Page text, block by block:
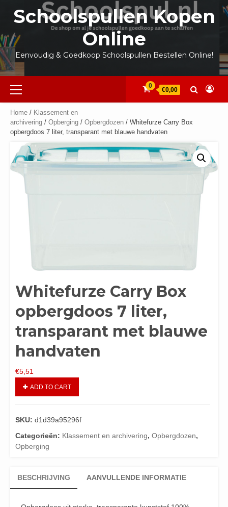
inhoud
Schoolspullen Kopen
Online
Eenvoudig & Goedkoop Schoolspullen Bestellen Online!
Primair
menu
0
€0,00
Home / Klassement en
archivering / Opberging / Opbergdozen / Whitefurze Carry Box
opbergdoos 7 liter, transparant met blauwe handvaten
Whitefurze Carry Box
opbergdoos 7 liter,
transparant met blauwe
handvaten
€5,51
ADD TO CART
SKU: d1d39a95296f
Categorieën: Klassement en archivering, Opbergdozen,
Opberging
BESCHRIJVING AANVULLENDE INFORMATIE